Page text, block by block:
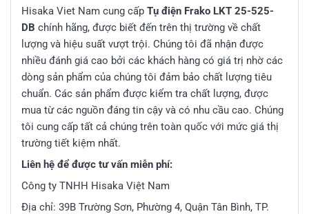
Hisaka Viet Nam cung cấp Tụ điện Frako LKT 25-525-
DB chính hãng, được biết đến trên thị trường về chất
lượng và hiệu suất vượt trội. Chúng tôi đã nhận được
nhiều đánh giá cao bởi các khách hàng có giá trị nhờ các
dòng sản phẩm của chúng tôi đảm bảo chất lượng tiêu
chuẩn. Các sản phẩm được kiểm tra chất lượng, được
mua từ các nguồn đáng tin cậy và có nhu cầu cao. Chúng
tôi cung cấp tất cả chúng trên toàn quốc với mức giá thị
trường tiết kiệm nhất.
Liên hệ để được tư vấn miễn phí:
Công ty TNHH Hisaka Việt Nam
Địa chỉ: 39B Trường Sơn, Phường 4, Quận Tân Bình, TP.